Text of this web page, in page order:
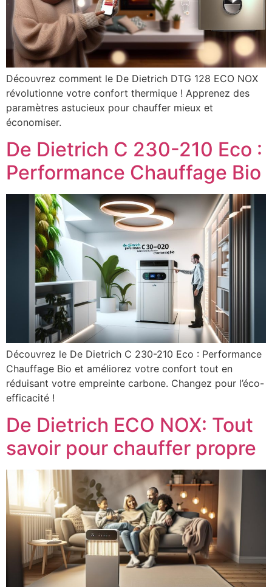
Découvrez comment le De Dietrich DTG 128 ECO NOX
révolutionne votre confort thermique ! Apprenez des
paramètres astucieux pour chauffer mieux et
économiser.
De Dietrich C 230-210 Eco :
Performance Chauffage Bio
Découvrez le De Dietrich C 230-210 Eco : Performance
Chauffage Bio et améliorez votre confort tout en
réduisant votre empreinte carbone. Changez pour l’éco-
efficacité !
De Dietrich ECO NOX: Tout
savoir pour chauffer propre